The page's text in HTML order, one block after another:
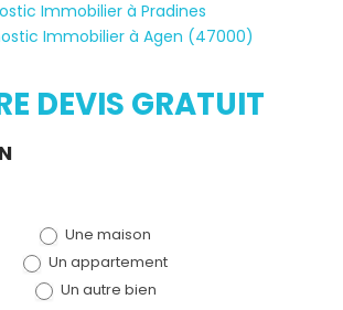
Immobilier à Pradines
Immobilier à Agen (47000)
DEVIS GRATUIT
Une maison
Un appartement
Un autre bien